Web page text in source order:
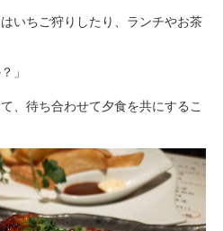
いちご狩りしたり、ランチやお茶
」
、待ち合わせて夕食を共にするこ